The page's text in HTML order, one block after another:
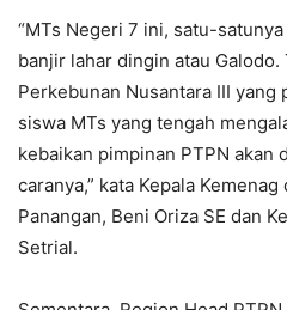
“MTs Negeri 7 ini, satu-
banjir lahar dingin atau
Perkebunan Nusantara III yang
siswa MTs yang tengah
kebaikan pimpinan PTPN akan
caranya,” kata Kepala
Panangan, Beni Oriza SE dan
Setrial.